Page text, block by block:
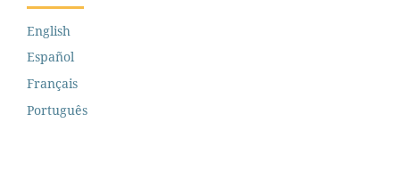
English
Español
Français
Português